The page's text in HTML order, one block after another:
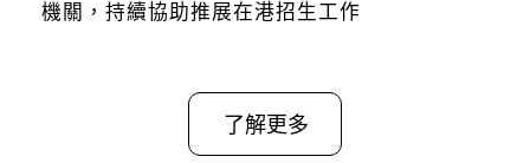
機關，持續協助推展在港招生工作
了解更多